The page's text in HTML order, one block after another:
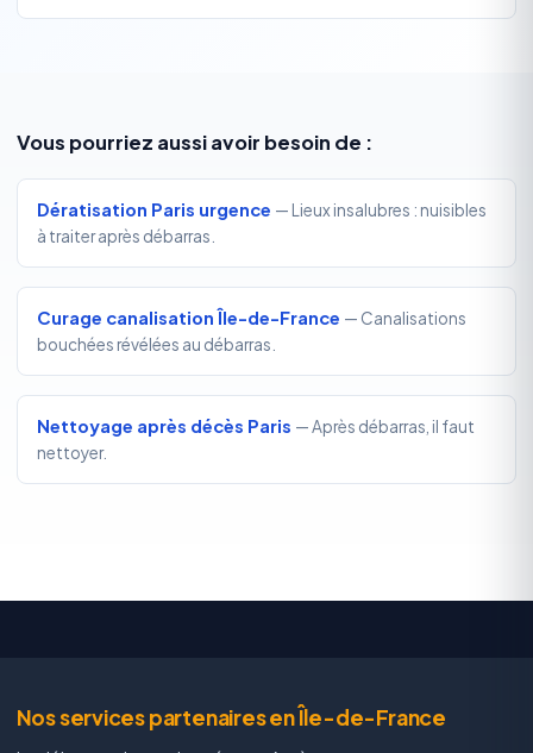
Vous pourriez aussi avoir besoin de :
Dératisation Paris urgence — Lieux insalubres : nuisibles
à traiter après débarras.
Curage canalisation Île-de-France — Canalisations
bouchées révélées au débarras.
Nettoyage après décès Paris — Après débarras, il faut
nettoyer.
Nos services partenaires en Île-de-France